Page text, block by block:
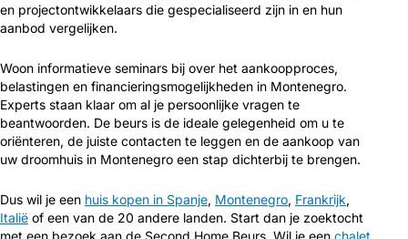
en projectontwikkelaars die gespecialiseerd zijn in en hun
aanbod vergelijken.
Woon informatieve seminars bij over het aankoopproces,
belastingen en financieringsmogelijkheden in Montenegro.
Experts staan klaar om al je persoonlijke vragen te
beantwoorden. De beurs is de ideale gelegenheid om u te
oriënteren, de juiste contacten te leggen en de aankoop van
uw droomhuis in Montenegro een stap dichterbij te brengen.
Dus wil je een huis kopen in Spanje, Montenegro, Frankrijk,
Italië of een van de 20 andere landen. Start dan je zoektocht
met een bezoek aan de Second Home Beurs. Wil je een chalet